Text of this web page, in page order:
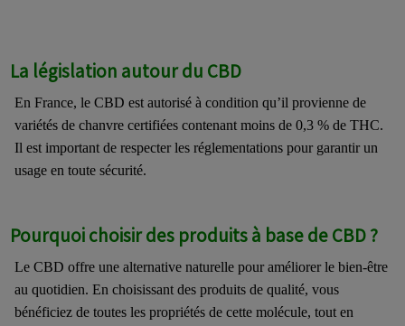
La législation autour du CBD
En France, le CBD est autorisé à condition qu’il provienne de
variétés de chanvre certifiées contenant moins de 0,3 % de THC.
Il est important de respecter les réglementations pour garantir un
usage en toute sécurité.
Pourquoi choisir des produits à base de CBD ?
Le CBD offre une alternative naturelle pour améliorer le bien-être
au quotidien. En choisissant des produits de qualité, vous
bénéficiez de toutes les propriétés de cette molécule, tout en